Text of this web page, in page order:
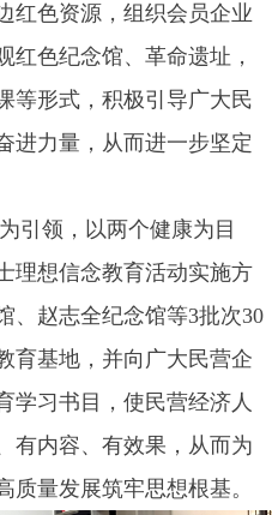
红色资源，组织会员企业
红色纪念馆、革命遗址，
等形式，积极引导广大民
进力量，从而进一步坚定
领，以两个健康为目
理想信念教育活动实施方
、赵志全纪念馆等3批次30
育基地，并向广大民营企
学习书目，使民营经济人
有内容、有效果，从而为
质量发展筑牢思想根基。